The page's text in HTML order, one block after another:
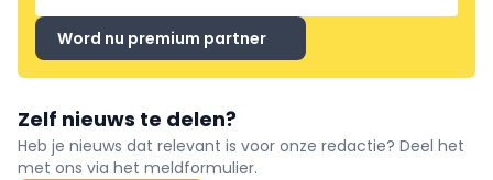
Word nu premium partner
Zelf nieuws te delen?
Heb je nieuws dat relevant is voor onze redactie? Deel het
met ons via het meldformulier.